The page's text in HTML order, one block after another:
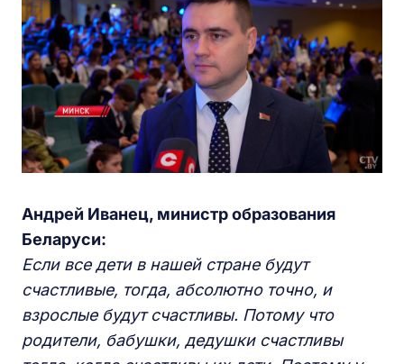
Андрей Иванец, министр образования
Беларуси:
Если все дети в нашей стране будут
счастливые, тогда, абсолютно точно, и
взрослые будут счастливы. Потому что
родители, бабушки, дедушки счастливы